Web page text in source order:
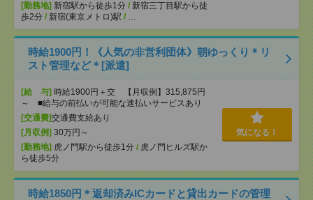
[勤務地] 新宿駅から徒歩1分 / 新宿三丁目駅から徒
歩2分 / 新宿(東京メトロ)駅 / …
時給1900円！《人気の非営利団体》朝ゆっくり＊リ
スト管理など＊[派遣]
[給 与] 時給1900円＋交 【月収例】315,875円
～ ■給与の前払いが可能な速払いサービスあり
[交通費]交通費支給あり
[月収例] 30万円～
[勤務地] 虎ノ門駅から徒歩1分 / 虎ノ門ヒルズ駅か
ら徒歩5分
気になる！
時給1850円＊返却済みICカードと貸出カードの管理